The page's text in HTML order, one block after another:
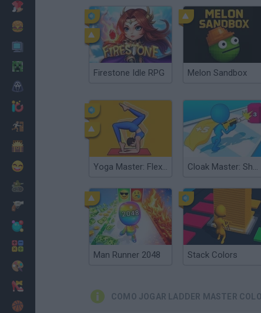
Firestone Idle RPG Melon Sandbox
Yoga Master: Flex Running Cloak Master: Shooter Run
Man Runner 2048 Stack Colors
COMO JOGAR LADDER MASTER